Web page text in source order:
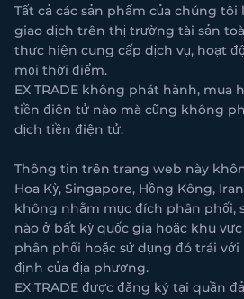
Tất cả các sản phẩm của chúng
giao dịch trên thị trường tài sản
thực hiện cung cấp dịch vụ, hoạt
mọi thời điểm.
EX TRADE không phát hành, mua
tiền điện tử nào mà cũng không
dịch tiền điện tử.
Thông tin trên trang web này
Hoa Kỳ, Singapore, Hồng Kông,
không nhằm mục đích phân phối,
nào ở bất kỳ quốc gia hoặc khu
phân phối hoặc sử dụng đó trái
định của địa phương.
EX TRADE được đăng ký tại quần